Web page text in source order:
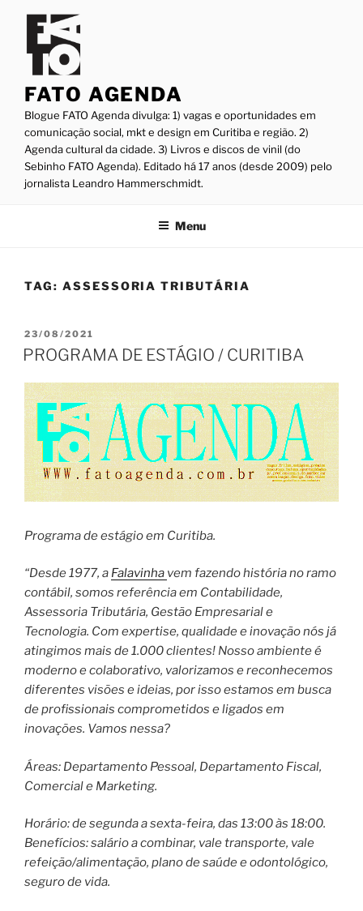
conteúdo
FATO AGENDA
Blogue FATO Agenda divulga: 1) vagas e oportunidades em
comunicação social, mkt e design em Curitiba e região. 2)
Agenda cultural da cidade. 3) Livros e discos de vinil (do
Sebinho FATO Agenda). Editado há 17 anos (desde 2009) pelo
jornalista Leandro Hammerschmidt.
Menu
TAG: ASSESSORIA TRIBUTÁRIA
PUBLICADO
EM
23/08/2021
PROGRAMA DE ESTÁGIO / CURITIBA
Programa de estágio em Curitiba.
“Desde 1977, a Falavinha vem fazendo história no ramo
contábil, somos referência em Contabilidade,
Assessoria Tributária, Gestão Empresarial e
Tecnologia. Com expertise, qualidade e inovação nós já
atingimos mais de 1.000 clientes! Nosso ambiente é
moderno e colaborativo, valorizamos e reconhecemos
diferentes visões e ideias, por isso estamos em busca
de profissionais comprometidos e ligados em
inovações. Vamos nessa?
Áreas: Departamento Pessoal, Departamento Fiscal,
Comercial e Marketing.
Horário: de segunda a sexta-feira, das 13:00 às 18:00.
Benefícios: salário a combinar, vale transporte, vale
refeição/alimentação, plano de saúde e odontológico,
seguro de vida.